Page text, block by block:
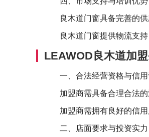
良木道门窗具备完善的
良木道门窗提供物流支
LEAWOD良木道加
一、合法经营资格与信
加盟商需具备合理合法
加盟商需拥有良好的信
二、店面要求与投资实力